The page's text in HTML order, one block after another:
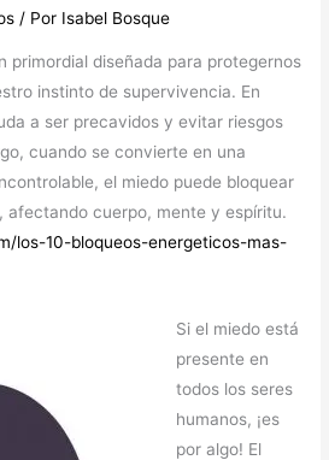
/ Por Isabel Bosque
primordial diseñada para protegernos
instinto de supervivencia. En
a ser precavidos y evitar riesgos
cuando se convierte en una
el miedo puede bloquear
afectando cuerpo, mente y espíritu.
los-10-bloqueos-energeticos-mas-
Si el miedo está
presente en
todos los seres
humanos, ¡es
por algo! El